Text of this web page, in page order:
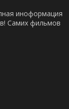
иноформация
Самих фильмов